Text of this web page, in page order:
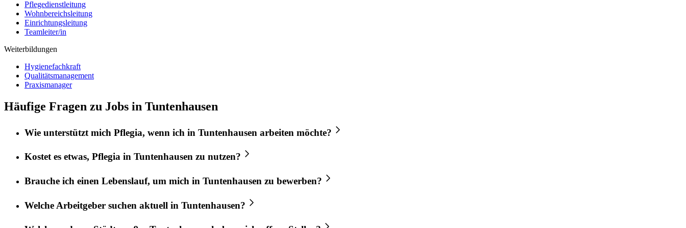
Pflegedienstleitung
Wohnbereichsleitung
Einrichtungsleitung
Teamleiter/in
Weiterbildungen
Hygienefachkraft
Qualitätsmanagement
Praxismanager
Häufige Fragen zu Jobs in Tuntenhausen
Wie unterstützt mich Pflegia, wenn ich in Tuntenhausen arbeiten möchte?
Kostet es etwas, Pflegia in Tuntenhausen zu nutzen?
Brauche ich einen Lebenslauf, um mich in Tuntenhausen zu bewerben?
Welche Arbeitgeber suchen aktuell in Tuntenhausen?